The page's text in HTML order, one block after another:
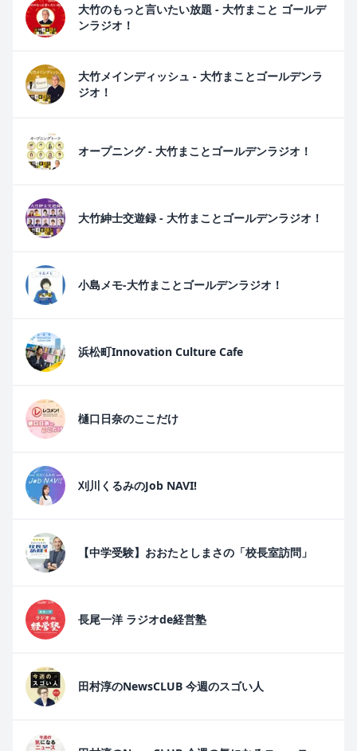
大竹のもっと言いたい放題 - 大竹まこと ゴールデ
ンラジオ！
大竹メインディッシュ - 大竹まことゴールデンラ
ジオ！
オープニング - 大竹まことゴールデンラジオ！
大竹紳士交遊録 - 大竹まことゴールデンラジオ！
小島メモ-大竹まことゴールデンラジオ！
浜松町Innovation Culture Cafe
樋口日奈のここだけ
刈川くるみのJob NAVI!
【中学受験】おおたとしまさの「校長室訪問」
長尾一洋 ラジオde経営塾
田村淳のNewsCLUB 今週のスゴい人